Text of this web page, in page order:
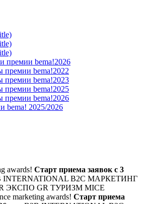
премии bema!2026
премии bema!2022
премии bema!2023
премии bema!2025
премии bema!2026
bema! 2025/2026
awards! Старт приема заявок с 3
INTERNATIONAL B2C МАРКЕТИНГ
ЭКСПО GR ТУРИЗМ MICE
marketing awards! Старт приема